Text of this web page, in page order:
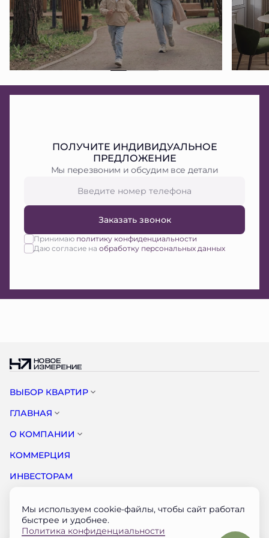
ПОЛУЧИТЕ ИНДИВИДУАЛЬНОЕ
ПРЕДЛОЖЕНИЕ
Мы перезвоним и обсудим все детали
Заказать звонок
Принимаю политику конфиденциальности
Даю согласие на обработку персональных данных
ВЫБОР КВАРТИР
ГЛАВНАЯ
О КОМПАНИИ
КОММЕРЦИЯ
ИНВЕСТОРАМ
КОНТАКТЫ
Мы используем cookie-файлы, чтобы сайт работал
быстрее и удобнее.
Политика конфиденциальности